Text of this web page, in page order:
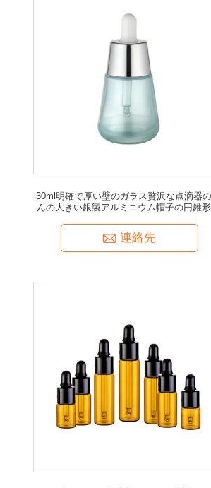
30ml明確で厚い壁のガラス贅沢な点滴器
んの大きい銀製アルミニウム帽子の円錐
連絡先